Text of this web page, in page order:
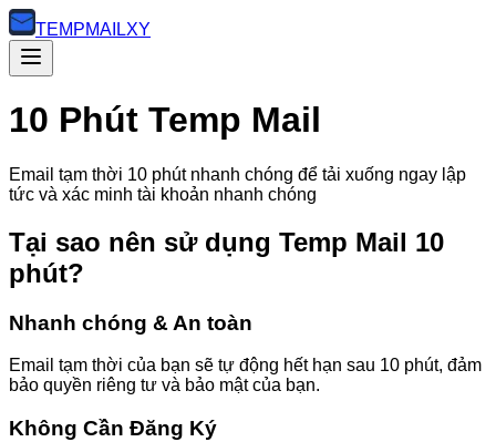
TEMPMAILXY
10 Phút Temp Mail
Email tạm thời 10 phút nhanh chóng để tải xuống ngay lập
tức và xác minh tài khoản nhanh chóng
Tại sao nên sử dụng Temp Mail 10
phút?
Nhanh chóng & An toàn
Email tạm thời của bạn sẽ tự động hết hạn sau 10 phút, đảm
bảo quyền riêng tư và bảo mật của bạn.
Không Cần Đăng Ký